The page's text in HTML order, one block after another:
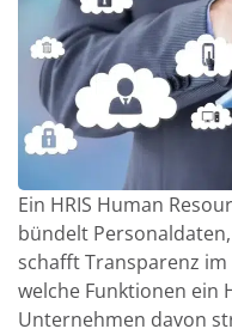
Ein HRIS Human
bündelt
schafft Transparenz
welche Funktionen ein
Unternehmen davon